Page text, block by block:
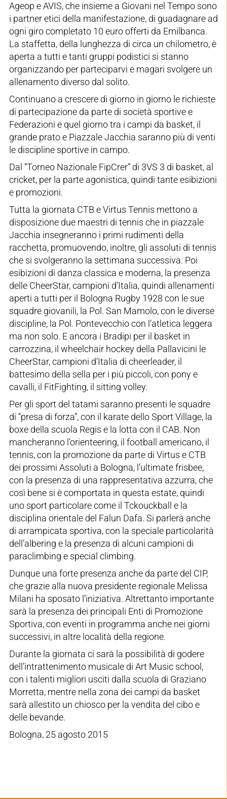
Ageop e AVIS, che insieme a Giovani nel Tempo sono
i partner etici della manifestazione, di guadagnare ad
ogni giro completato 10 euro offerti da Emilbanca.
La staffetta, della lunghezza di circa un chilometro, è
aperta a tutti e tanti gruppi podistici si stanno
organizzando per parteciparvi e magari svolgere un
allenamento diverso dal solito.
Continuano a crescere di giorno in giorno le richieste
di partecipazione da parte di società sportive e
Federazioni e quel giorno tra i campi da basket, il
grande prato e Piazzale Jacchia saranno più di venti
le discipline sportive in campo.
Dal “Torneo Nazionale FipCrer” di 3VS 3 di basket, al
cricket, per la parte agonistica, quindi tante esibizioni
e promozioni.
Tutta la giornata CTB e Virtus Tennis mettono a
disposizione due maestri di tennis che in piazzale
Jacchia insegneranno i primi rudimenti della
racchetta, promuovendo, inoltre, gli assoluti di tennis
che si svolgeranno la settimana successiva. Poi
esibizioni di danza classica e moderna, la presenza
delle CheerStar, campioni d’Italia, quindi allenamenti
aperti a tutti per il Bologna Rugby 1928 con le sue
squadre giovanili, la Pol. San Mamolo, con le diverse
discipline, la Pol. Pontevecchio con l’atletica leggera
ma non solo. E ancora i Bradipi per il basket in
carrozzina, il wheelchair hockey della Pallavicini le
CheerStar, campioni d’Italia di cheerleader, il
battesimo della sella per i più piccoli, con pony e
cavalli, il FitFighting, il sitting volley.
Per gli sport del tatami saranno presenti le squadre
di “presa di forza”, con il karate dello Sport Village, la
boxe della scuola Regis e la lotta con il CAB. Non
mancheranno l’orienteering, il football americano, il
tennis, con la promozione da parte di Virtus e CTB
dei prossimi Assoluti a Bologna, l’ultimate frisbee,
con la presenza di una rappresentativa azzurra, che
così bene si è comportata in questa estate, quindi
uno sport particolare come il Tckouckball e la
disciplina orientale del Falun Dafa. Si parlerà anche
di arrampicata sportiva, con la speciale particolarità
dell’albering e la presenza di alcuni campioni di
paraclimbing e special climbing.
Dunque una forte presenza anche da parte del CIP,
che grazie alla nuova presidente regionale Melissa
Milani ha sposato l’iniziativa. Altrettanto importante
sarà la presenza dei principali Enti di Promozione
Sportiva, con eventi in programma anche nei giorni
successivi, in altre località della regione.
Durante la giornata ci sarà la possibilità di godere
dell’intrattenimento musicale di Art Music school,
con i talenti migliori usciti dalla scuola di Graziano
Morretta, mentre nella zona dei campi da basket
sarà allestito un chiosco per la vendita del cibo e
delle bevande.
Bologna, 25 agosto 2015